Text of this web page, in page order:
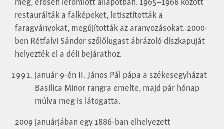
meg, erősen leromlott állapotban. 1965–1968 között
restaurálták a falképeket, letisztították a
faragványokat, megújították az aranyozásokat. 2000-
ben Rétfalvi Sándor szőlőlugast ábrázoló díszkapuját
helyezték el a déli bejárathoz.
január 9-én II. János Pál pápa a székesegyházat
Basilica Minor rangra emelte, majd pár hónap
múlva meg is látogatta.
2009 januárjában egy 1886-ban elhelyezett